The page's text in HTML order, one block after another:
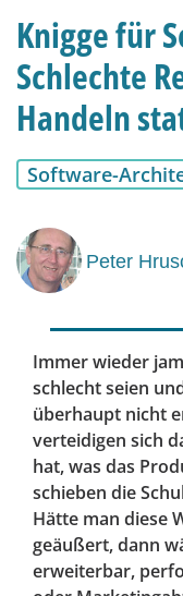
Knigge für
Schlechte
Handeln
Software-
Peter
Immer wieder
schlecht seien
überhaupt nicht
verteidigen sich
hat, was das
schieben die
Hätte man diese
geäußert, dann
erweiterbar,